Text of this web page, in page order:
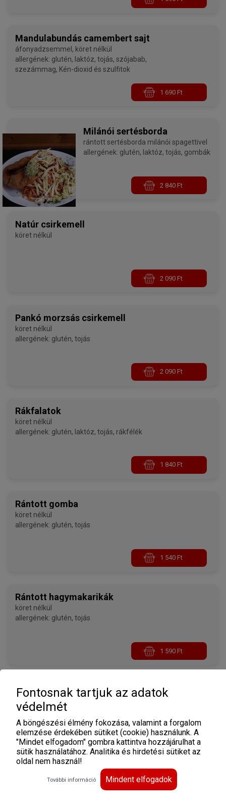
Mandulabundás camembert sajt
áfonyadzsemmel, köret nélkül
allergének: glutén, laktóz, tojás, szójabab,
szezámmag, Kén-dioxid és szulfitok
1 690 Ft
Milánói sertésborda
rántott sertésborda milánói spagettivel
allergének: glutén, laktóz, tojás, gombák
2 840 Ft
Natúr csirkemell
köret nélkül
2 090 Ft
Pankó morzsás csirkemell
köret nélkül
allergének: glutén, tojás
2 090 Ft
Rákfalatok
köret nélkül
allergének: glutén, laktóz, tojás, rákfélék
1 840 Ft
Rántott gomba
köret nélkül
allergének: glutén, tojás
1 540 Ft
Rántott hagymakarikák
köret nélkül
allergének: glutén, tojás
1 590 Ft
Rántott karfiol
köret nélkül
allergének: glutén, laktóz, tojás
1 540 Ft
Rántott sajt
Fontosnak tartjuk az adatok
védelmét
A böngészési élmény fokozása, valamint a forgalom
elemzése érdekében sütiket (cookie) használunk. A
"Mindet elfogadom" gombra kattintva hozzájárulhat a
sütik használatához. Analitika és hirdetési sütiket az
oldal nem használ!
További információ Mindent elfogadok